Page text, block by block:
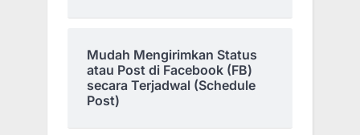
Mudah Mengirimkan Status
atau Post di Facebook (FB)
secara Terjadwal (Schedule
Post)